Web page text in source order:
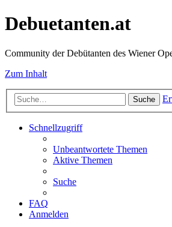
Debuetanten.at
Community der Debütanten des Wiener
Zum Inhalt
Suche
Schnellzugriff
Unbeantwortete Themen
Aktive Themen
Suche
FAQ
Anmelden